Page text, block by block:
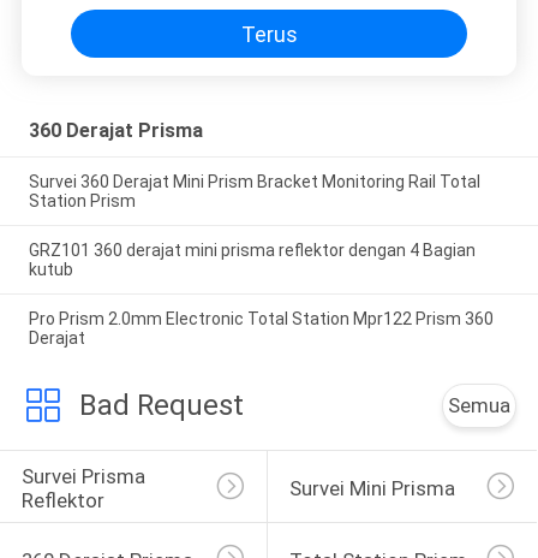
Terus
360 Derajat Prisma
Survei 360 Derajat Mini Prism Bracket Monitoring Rail Total
Station Prism
GRZ101 360 derajat mini prisma reflektor dengan 4 Bagian
kutub
Pro Prism 2.0mm Electronic Total Station Mpr122 Prism 360
Derajat
Bad Request Semua
Survei Prisma
Reflektor
Survei Mini Prisma